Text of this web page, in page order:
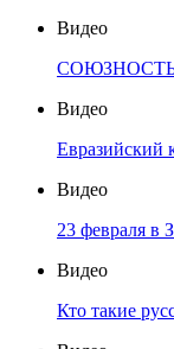
Видео
СОЮЗНОСТЬ.
Видео
Евразийский
Видео
23 февраля в
Видео
Кто такие